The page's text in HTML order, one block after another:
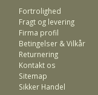
Fortrolighed
Fragt og levering
Firma profil
Betingelser & Vilkår
Returnering
Kontakt os
Sitemap
Sikker Handel